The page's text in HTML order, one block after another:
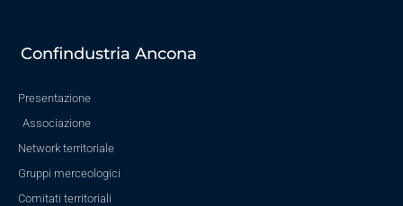
Confindustria Ancona
Presentazione
Associazione
Network territoriale
Gruppi merceologici
Comitati territoriali